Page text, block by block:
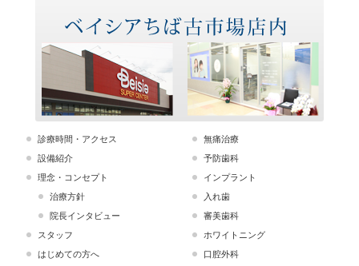
診療時間・アクセス
設備紹介
理念・コンセプト
治療方針
院長インタビュー
スタッフ
はじめての方へ
無痛治療
予防歯科
インプラント
入れ歯
審美歯科
ホワイトニング
口腔外科